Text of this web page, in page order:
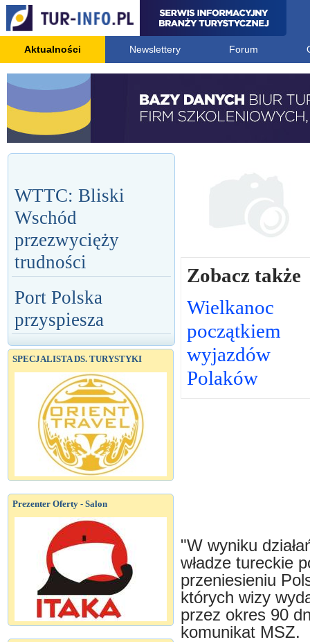
Aktualności Newslettery Forum
WTTC: Bliski
Wschód
przezwycięży
trudności
Port Polska
przyspiesza
SPECJALISTA DS. TURYSTYKI
Prezenter Oferty - Salon
Zobacz także
Wielkanoc
początkiem
wyjazdów
Polaków
"W wyniku
władze tureckie
przeniesieniu
których wizy
przez okres 90
komunikat MSZ.